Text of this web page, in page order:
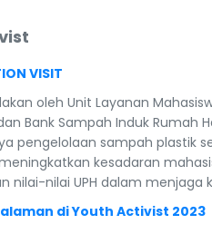
VISIT
oleh Unit Layanan
Bank Sampah Induk Rumah
pengelolaan sampah plastik
kesadaran
nilai UPH dalam menjaga
di Youth Activist 2023